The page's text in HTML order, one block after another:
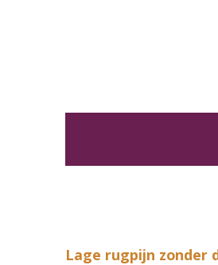
Lage rugpijn zonder